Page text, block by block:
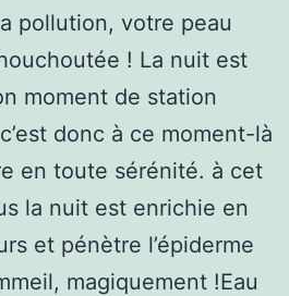
pollution, votre peau
! La nuit est
moment de station
donc à ce moment-là
en toute sérénité. à cet
la nuit est enrichie en
et pénètre l’épiderme
magiquement !Eau